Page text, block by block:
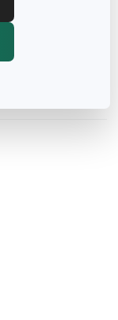
FANCY